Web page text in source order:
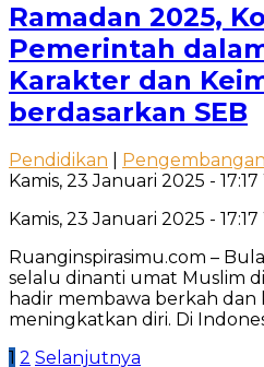
Ramadan 2025,
Pemerintah
Karakter dan
berdasarkan SEB
Pendidikan
Kamis, 23 Januari 2025 -
Kamis, 23 Januari 2025 -
Ruanginspirasimu.com –
selalu dinanti umat Muslim
hadir membawa berkah
meningkatkan diri. Di
Paginasi
1 2 Selanjutnya